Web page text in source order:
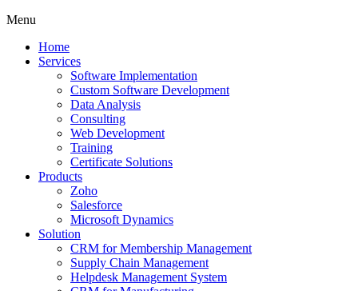
Menu
Home
Services
Software Implementation
Custom Software Development
Data Analysis
Consulting
Web Development
Training
Certificate Solutions
Products
Zoho
Salesforce
Microsoft Dynamics
Solution
CRM for Membership Management
Supply Chain Management
Helpdesk Management System